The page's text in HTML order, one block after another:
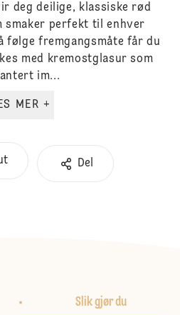
deg deilige, klassiske rød
smaker perfekt til enhver
følge fremgangsmåte får du
med kremostglasur som
im...
LES MER +
Del
Slik gjør du